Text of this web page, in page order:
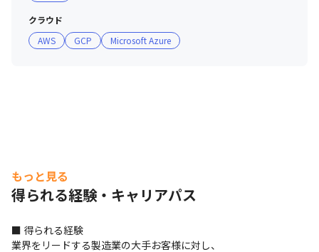
３：Webプロジェクトメインだから
基幹系の大規模プロジェクトではできない手法です。
することでクライアント/プロジェクトの質にこだわるこ
とができています
・当社は日本のエンジニアの立場の低さに対する「怒り」
を原動力に、14年かけて今の環境/舞台を懸命につむぎあ
げて来た集団です
クラウド
AWS
GCP Microsoft Azure
もっと見る
得られる経験・キャリアパス
■ 得られる経験
業界をリードする製造業の大手お客様に対し、